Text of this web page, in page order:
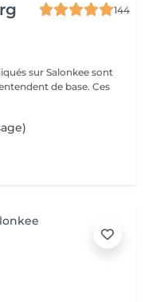
144
sur Salonkee sont
de base. Ces